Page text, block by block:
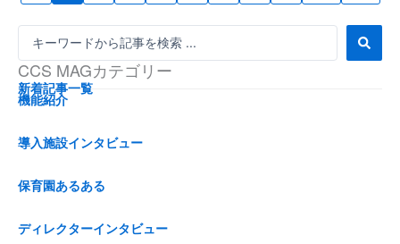
S
a
r
c
...
CCS MAGカテゴリー
新着記事一覧
機能紹介
導入施設インタビュー
保育園あるある
ディレクターインタビュー